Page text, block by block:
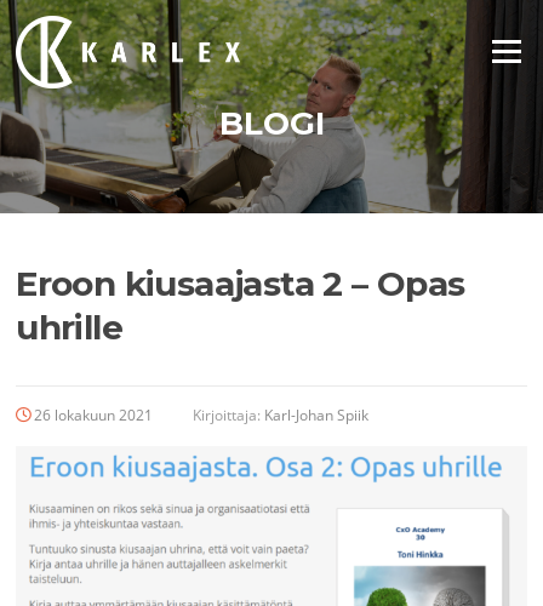
Siirry
suoraan
sisältöön
Valikko
BLOGI
Eroon kiusaajasta 2 – Opas
uhrille
26 lokakuun 2021 Kirjoittaja: Karl-Johan Spiik